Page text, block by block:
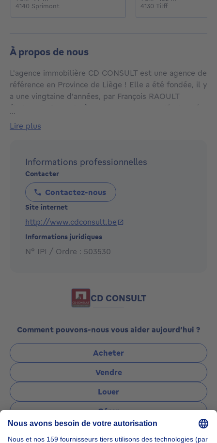
4140 Sprimont
4130 Tilff
À propos de nous
L'agence immobilière CD CONSULT est une agence de
référence en Province de Liège ! Elle a été fondée, il y
a une vingtaine d'années, par François RAOULT
(juriste de formation) et s'est sans cesse développée
immobiliers de qualité !
efficacité* rapidité mais surtout en toute sécurité
juridique. Chez CD CONSULT, vous trouverez non
seulement des agents immobiliers diplômés et
dynamiques, un secrétariat multilingue mais
également un juriste à votre service.
Alors n'attendez plus, consultez-nous !
...
lire plus
Informations professionnelles
Contacter
Contactez-nous
Site internet
http://www.cdconsult.be
Informations juridiques
N° IPI / Ordre : 503530
CD CONSULT
Comment pouvons-nous vous aider aujourd’hui ?
Acheter
Vendre
Louer
Gérer